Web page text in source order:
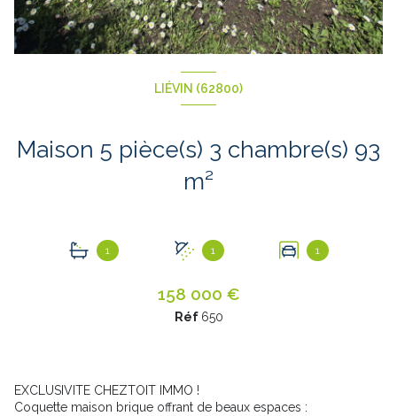
LIÉVIN (62800)
Maison 5 pièce(s) 3 chambre(s) 93
m²
1 1 1
158 000 €
Réf 650
EXCLUSIVITE CHEZTOIT IMMO !
Coquette maison brique offrant de beaux espaces :